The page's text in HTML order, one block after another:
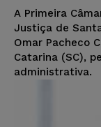
A Primeira
Justiça de
Omar Pacheco
Catarina (SC),
administrativa.